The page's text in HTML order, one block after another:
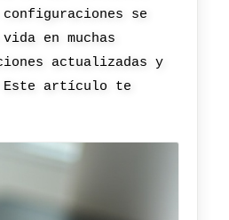
se
en muchas
actualizadas y
Este artículo te